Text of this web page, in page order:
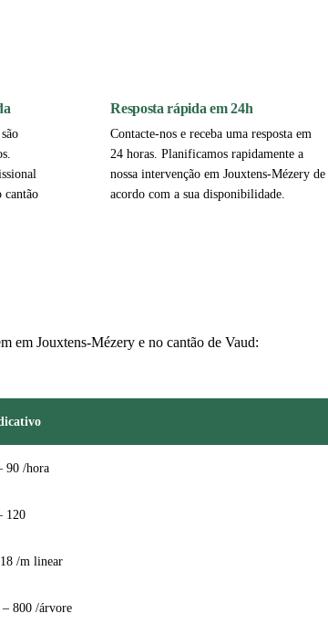
cantão
Resposta rápida em 24h
Contacte-nos e receba uma resposta em
24 horas. Planificamos rapidamente a
nossa intervenção em Jouxtens-Mézery de
acordo com a sua disponibilidade.
em Jouxtens-Mézery e no cantão de Vaud:
90 /hora
120
/m linear
800 /árvore